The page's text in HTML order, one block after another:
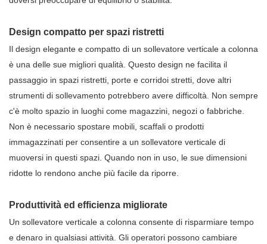
Design compatto per spazi ristretti
Il design elegante e compatto di un sollevatore verticale a colonna
è una delle sue migliori qualità. Questo design ne facilita il
passaggio in spazi ristretti, porte e corridoi stretti, dove altri
strumenti di sollevamento potrebbero avere difficoltà. Non sempre
c'è molto spazio in luoghi come magazzini, negozi o fabbriche.
Non è necessario spostare mobili, scaffali o prodotti
immagazzinati per consentire a un sollevatore verticale di
muoversi in questi spazi. Quando non in uso, le sue dimensioni
ridotte lo rendono anche più facile da riporre.
Produttività ed efficienza migliorate
Un sollevatore verticale a colonna consente di risparmiare tempo
e denaro in qualsiasi attività. Gli operatori possono cambiare